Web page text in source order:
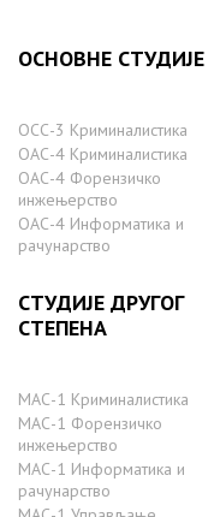
ОСНОВНЕ СТУДИЈЕ
ОСС-3 Криминалистика
ОАС-4 Криминалистика
ОАС-4 Форензичко
инжењерство
ОАС-4 Информатика и
рачунарство
СТУДИЈЕ ДРУГОГ
СТЕПЕНА
МАС-1 Криминалистика
МАС-1 Форензичко
инжењерство
МАС-1 Информатика и
рачунарство